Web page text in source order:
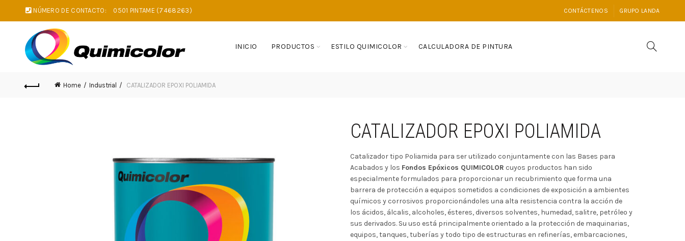
NÚMERO DE CONTACTO: 0501 PINTAME (7468263) CONTÁCTENOS GRUPO LANDA
INICIO PRODUCTOS ESTILO QUIMICOLOR CALCULADORA DE PINTURA
Home Industrial CATALIZADOR EPOXI POLIAMIDA
CATALIZADOR EPOXI POLIAMIDA
Catalizador tipo Poliamida para ser utilizado conjuntamente con las Bases para
Acabados y los Fondos Epóxicos QUIMICOLOR cuyos productos han sido
especialmente formulados para proporcionar un recubrimiento que forma una
barrera de protección a equipos sometidos a condiciones de exposición a ambientes
químicos y corrosivos proporcionándoles una alta resistencia contra la acción de
los ácidos, álcalis, alcoholes, ésteres, diversos solventes, humedad, salitre, petróleo y
sus derivados. Su uso está principalmente orientado a la protección de maquinarias,
equipos, tanques, tuberías y todo tipo de estructuras en refinerías, embarcaciones,